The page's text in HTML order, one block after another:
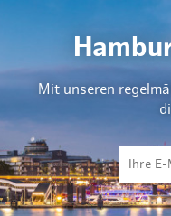
Mit unseren